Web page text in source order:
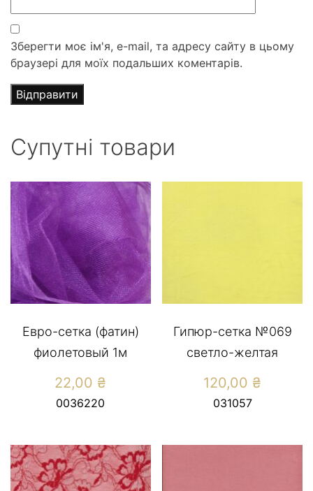
Зберегти моє ім'я, e-mail, та адресу сайту в цьому
браузері для моїх подальших коментарів.
Супутні товари
Евро-сетка (фатин)
фиолетовый 1м
22,00 ₴
0036220
Гипюр-сетка №069
светло-желтая
120,00 ₴
031057